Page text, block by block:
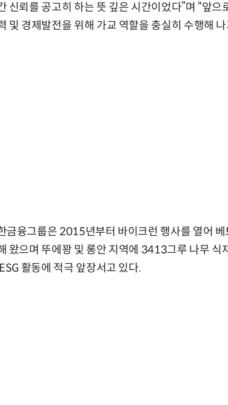
신뢰를 공고히 하는 뜻 깊은 시간이었다”며 “앞
및 경제발전을 위해 가교 역할을 충실히 수행해
금융그룹은 2015년부터 바이크런 행사를 열어
왔으며 뚜에꽝 및 롱안 지역에 3413그루 나무
활동에 적극 앞장서고 있다.